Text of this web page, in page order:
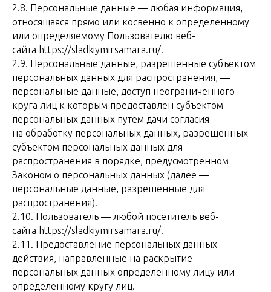
2.8. Персональные данные — любая информация,
относящаяся прямо или косвенно к определенному
или определяемому Пользователю веб-
сайта https://sladkiymirsamara.ru/.
2.9. Персональные данные, разрешенные субъектом
персональных данных для распространения, —
персональные данные, доступ неограниченного
круга лиц к которым предоставлен субъектом
персональных данных путем дачи согласия
на обработку персональных данных, разрешенных
субъектом персональных данных для
распространения в порядке, предусмотренном
Законом о персональных данных (далее —
персональные данные, разрешенные для
распространения).
2.10. Пользователь — любой посетитель веб-
сайта https://sladkiymirsamara.ru/.
2.11. Предоставление персональных данных —
действия, направленные на раскрытие
персональных данных определенному лицу или
определенному кругу лиц.